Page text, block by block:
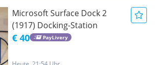
Microsoft Surface Dock 2
(1917) Docking-Station
€ 40 PayLivery